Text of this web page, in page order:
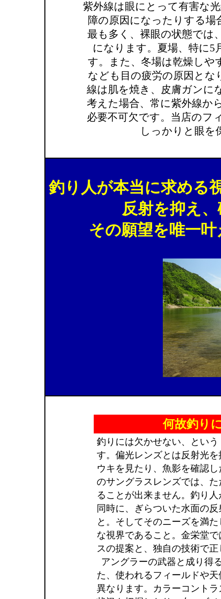
紫外線は眼にとって有害な
障の原因になったりする場
最も多く、裸眼の状態では
になります。夏場、特に5
す。また、冬場は乾燥しや
なども目の疲労の原因とな
線は肌を焼き、皮膚ガンに
考えた場合、常に紫外線か
必要不可欠です。当店のフ
しっかりと眼を
釣り人が本当に求める
反射を抑え
その願望を唯一
何故釣り
釣りには欠かせない、とい
す。偏光レンズとは反射光
ウキを見たり、魚影を確認
のサングラスレンズでは、
ることが出来ません。釣り
同時に、ぎらついた水面の
と。そしてそのニーズを満
な視界であること。金栄堂
スの提案と、独自の技術で
アングラーの武器と成り得
た、使われるフィールドや
異なります。カラーコント